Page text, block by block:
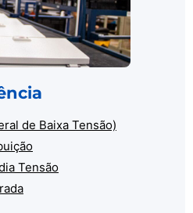
de Baixa Tensão)
Tensão